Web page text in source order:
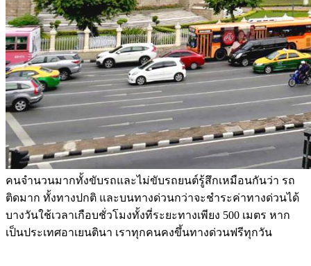
คนจำนวนมากทั้งขับรถและไม่ขับรถยนต์รู้สึกเหมือนกันว่า รถ
ติดมาก ทั้งทางปกติ และบนทางด่วนกว่าจะชำระค่าทางด่วนได้
บางวันใช้เวลาเกือบชั่วโมงทั้งที่ระยะทางเพียง 500 เมตร หาก
เป็นประเทศอาเยนตินา เราทุกคนคงขึ้นทางด่วนฟรีทุกวัน